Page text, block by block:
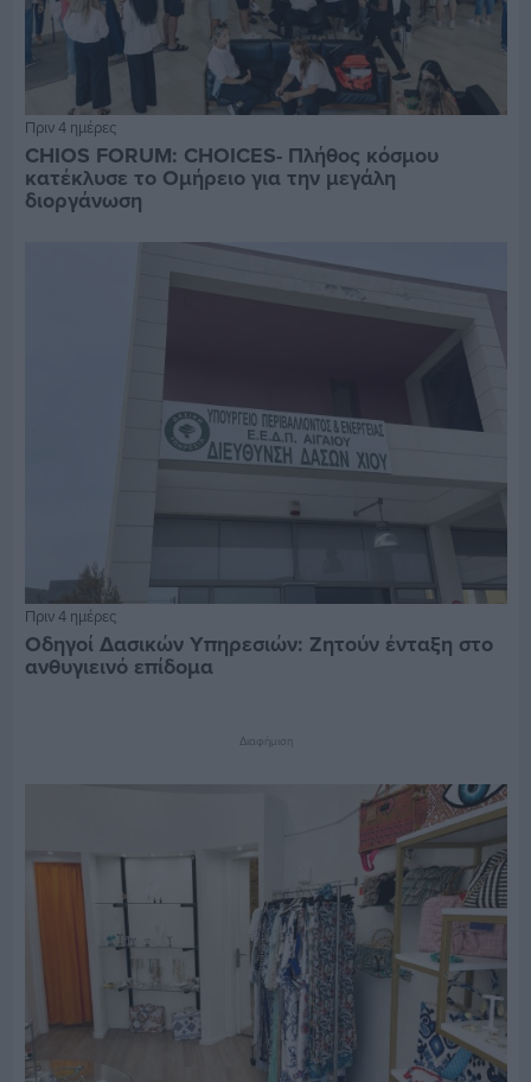
Πριν 4 ημέρες
CHIOS FORUM: CHOICES- Πλήθος κόσμου
κατέκλυσε το Ομήρειο για την μεγάλη
διοργάνωση
Πριν 4 ημέρες
Οδηγοί Δασικών Υπηρεσιών: Ζητούν ένταξη στο
ανθυγιεινό επίδομα
Διαφήμιση